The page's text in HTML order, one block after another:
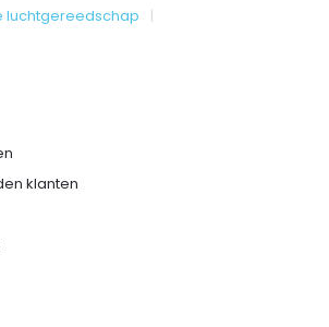
luchtgereedschap
klanten